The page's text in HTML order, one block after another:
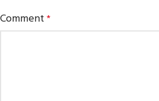
Comment*